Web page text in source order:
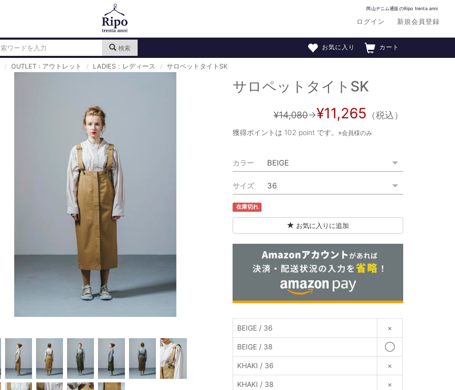
岡山デニム通販のRipo trenta anni
ログイン 新規会員登録
検索 カート
お気に入り
OUTLET : アウトレット LADIES：レディース サロペットタイトSK
サロペットタイトSK
¥14,080→¥11,265 （税込）
獲得ポイントは 102 point です。※会員様のみ
カラー
サイズ
在庫切れ
お気に入りに追加
BEIGE / 36 ×
BEIGE / 38 ◯
KHAKI / 36 ×
KHAKI / 38 ×